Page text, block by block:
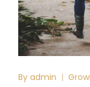
By admin